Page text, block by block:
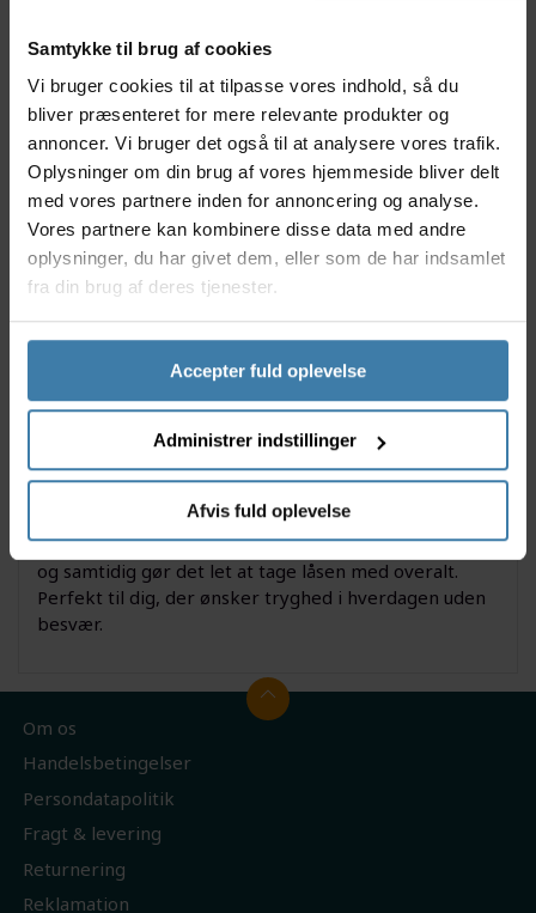
Samtykke til brug af cookies
Vi bruger cookies til at tilpasse vores indhold, så du
bliver præsenteret for mere relevante produkter og
annoncer. Vi bruger det også til at analysere vores trafik.
Oplysninger om din brug af vores hjemmeside bliver delt
med vores partnere inden for annoncering og analyse.
Vores partnere kan kombinere disse data med andre
oplysninger, du har givet dem, eller som de har indsamlet
fra din brug af deres tjenester.
Accepter fuld oplevelse
Administrer indstillinger
Afvis fuld oplevelse
Spirallås med stærk wire for forbedret sikkerhed
Leveres med holder til nem montering på cyklen
Længde på 800 mm sikrer fleksibel fastgørelse
Nem at betjene og transportere
Velegnet til daglig brug i bymiljø og på tur
Anvendelse
FORCE Prim Spirallås er velegnet til alle, der cykler i
hverdagen eller bruger cyklen på ture og udflugter.
Den robuste wirelås er ideel til pendling, indkøb og
parkering i byen, hvor behovet for hurtig og pålidelig
låsen med dig, så du altid er sikret undervejs.
Derfor skal du vælge FORCE Prim Spirallås med
holder
Med FORCE Prim Spirallås får du en funktionel og
praktisk løsning, der beskytter din cykel mod tyveri
og samtidig gør det let at tage låsen med overalt.
Perfekt til dig, der ønsker tryghed i hverdagen uden
besvær.
Om os
Handelsbetingelser
Persondatapolitik
Fragt & levering
Returnering
Reklamation